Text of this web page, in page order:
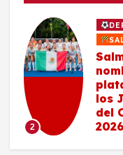
2
los
del
2026